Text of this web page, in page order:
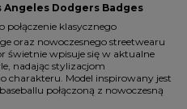
Angeles Dodgers Badges
połączenie klasycznego
oraz nowoczesnego streetwearu
świetnie wpisuje się w aktualne
nadając stylizacjom
charakteru. Model inspirowany jest
połączoną z nowoczesną